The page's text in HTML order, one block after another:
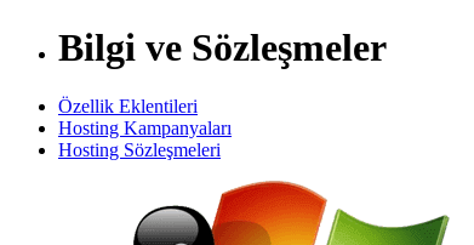
Bilgi ve Sözleşmeler
Özellik Eklentileri
Hosting Kampanyaları
Hosting Sözleşmeleri